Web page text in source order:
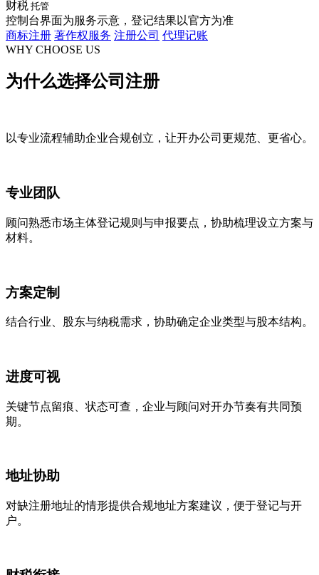
财税 托管
控制台界面为服务示意，登记结果以官方为准
商标注册 著作权服务 注册公司 代理记账
WHY CHOOSE US
为什么选择公司注册
以专业流程辅助企业合规创立，让开办公司更规范、更省心。
专业团队
顾问熟悉市场主体登记规则与申报要点，协助梳理设立方案与
材料。
方案定制
结合行业、股东与纳税需求，协助确定企业类型与股本结构。
进度可视
关键节点留痕、状态可查，企业与顾问对开办节奏有共同预
期。
地址协助
对缺注册地址的情形提供合规地址方案建议，便于登记与开
户。